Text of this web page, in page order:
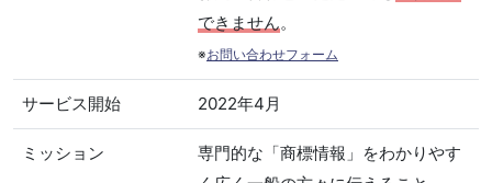
できません。
※お問い合わせフォーム
サービス開始 2022年4月
ミッション
専門的な「商標情報」をわかりやす